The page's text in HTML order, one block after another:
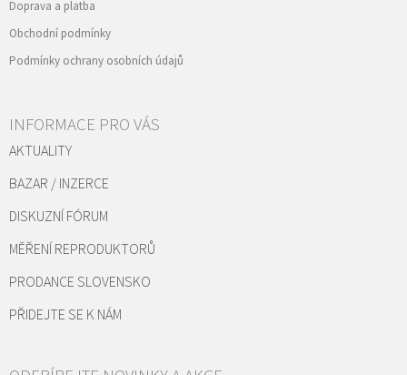
Doprava a platba
Obchodní podmínky
Podmínky ochrany osobních údajů
INFORMACE PRO VÁS
AKTUALITY
BAZAR / INZERCE
DISKUZNÍ FÓRUM
MĚŘENÍ REPRODUKTORŮ
PRODANCE SLOVENSKO
PŘIDEJTE SE K NÁM